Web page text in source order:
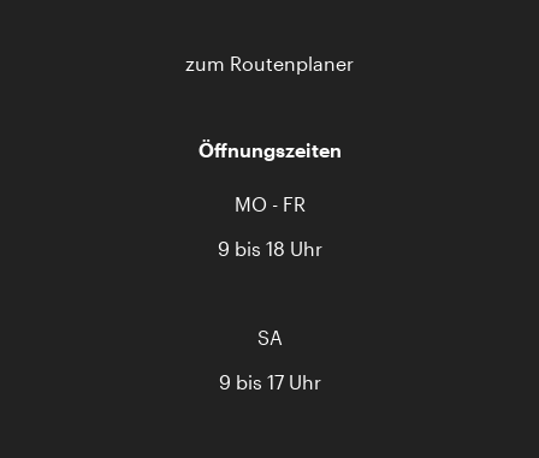
zum Routenplaner
Öffnungszeiten
MO - FR
9 bis 18 Uhr
SA
9 bis 17 Uhr